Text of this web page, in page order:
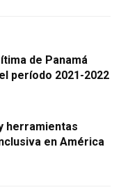
de Panamá
período 2021-2022
herramientas
en América